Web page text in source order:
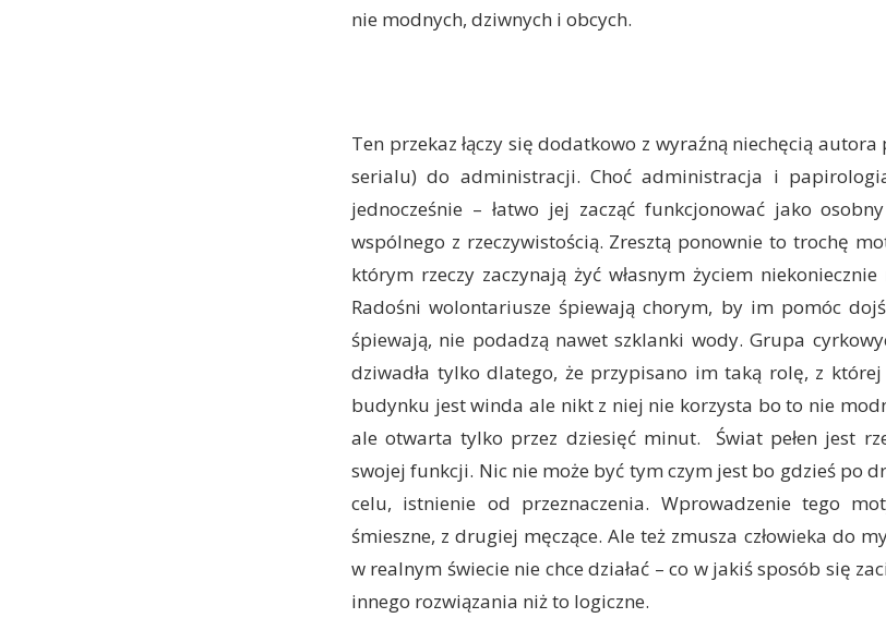
nie modnych, dziwnych i obcych.
Ten przekaz łączy się dodatkowo z wyraźną niechęcią
serialu) do administracji. Choć administracja i
jednocześnie – łatwo jej zacząć funkcjonować jako
wspólnego z rzeczywistością. Zresztą ponownie to trochę
którym rzeczy zaczynają żyć własnym życiem
Radośni wolontariusze śpiewają chorym, by im pomóc
śpiewają, nie podadzą nawet szklanki wody. Grupa
dziwadła tylko dlatego, że przypisano im taką rolę, z
budynku jest winda ale nikt z niej nie korzysta bo to nie
ale otwarta tylko przez dziesięć minut. Świat pełen jest
swojej funkcji. Nic nie może być tym czym jest bo gdzieś po
celu, istnienie od przeznaczenia. Wprowadzenie tego
śmieszne, z drugiej męczące. Ale też zmusza człowieka do
w realnym świecie nie chce działać – co w jakiś sposób się
innego rozwiązania niż to logiczne.